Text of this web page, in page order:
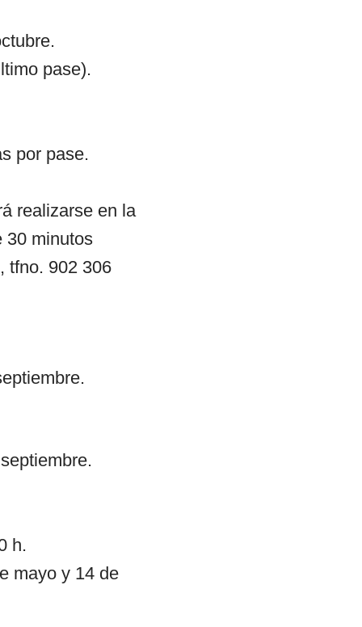
pase).
por pase.
realizarse en la
30 minutos
tfno. 902 306
h.
mayo y 14 de